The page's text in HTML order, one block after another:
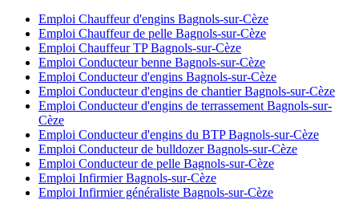
Emploi Chauffeur d'engins Bagnols-sur-Cèze
Emploi Chauffeur de pelle Bagnols-sur-Cèze
Emploi Chauffeur TP Bagnols-sur-Cèze
Emploi Conducteur benne Bagnols-sur-Cèze
Emploi Conducteur d'engins Bagnols-sur-Cèze
Emploi Conducteur d'engins de chantier Bagnols-sur-Cèze
Emploi Conducteur d'engins de terrassement Bagnols-sur-
Cèze
Emploi Conducteur d'engins du BTP Bagnols-sur-Cèze
Emploi Conducteur de bulldozer Bagnols-sur-Cèze
Emploi Conducteur de pelle Bagnols-sur-Cèze
Emploi Infirmier Bagnols-sur-Cèze
Emploi Infirmier généraliste Bagnols-sur-Cèze